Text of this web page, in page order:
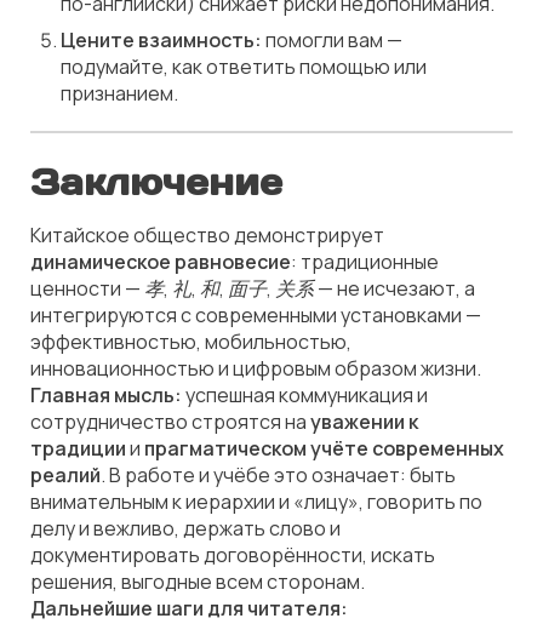
Цените взаимность: помогли вам —
подумайте, как ответить помощью или
признанием.
Заключение
Китайское общество демонстрирует
динамическое равновесие: традиционные
ценности — 孝, 礼, 和, 面子, 关系— не исчезают, а
интегрируются с современными установками —
эффективностью, мобильностью,
инновационностью и цифровым образом жизни.
Главная мысль: успешная коммуникация и
сотрудничество строятся науважении к
традициии прагматическом учёте современных
реалий. В работе и учёбе это означает: быть
внимательным к иерархии и «лицу», говорить по
делу и вежливо, держать слово и
документировать договорённости, искать
решения, выгодные всем сторонам.
Дальнейшие шаги для читателя: